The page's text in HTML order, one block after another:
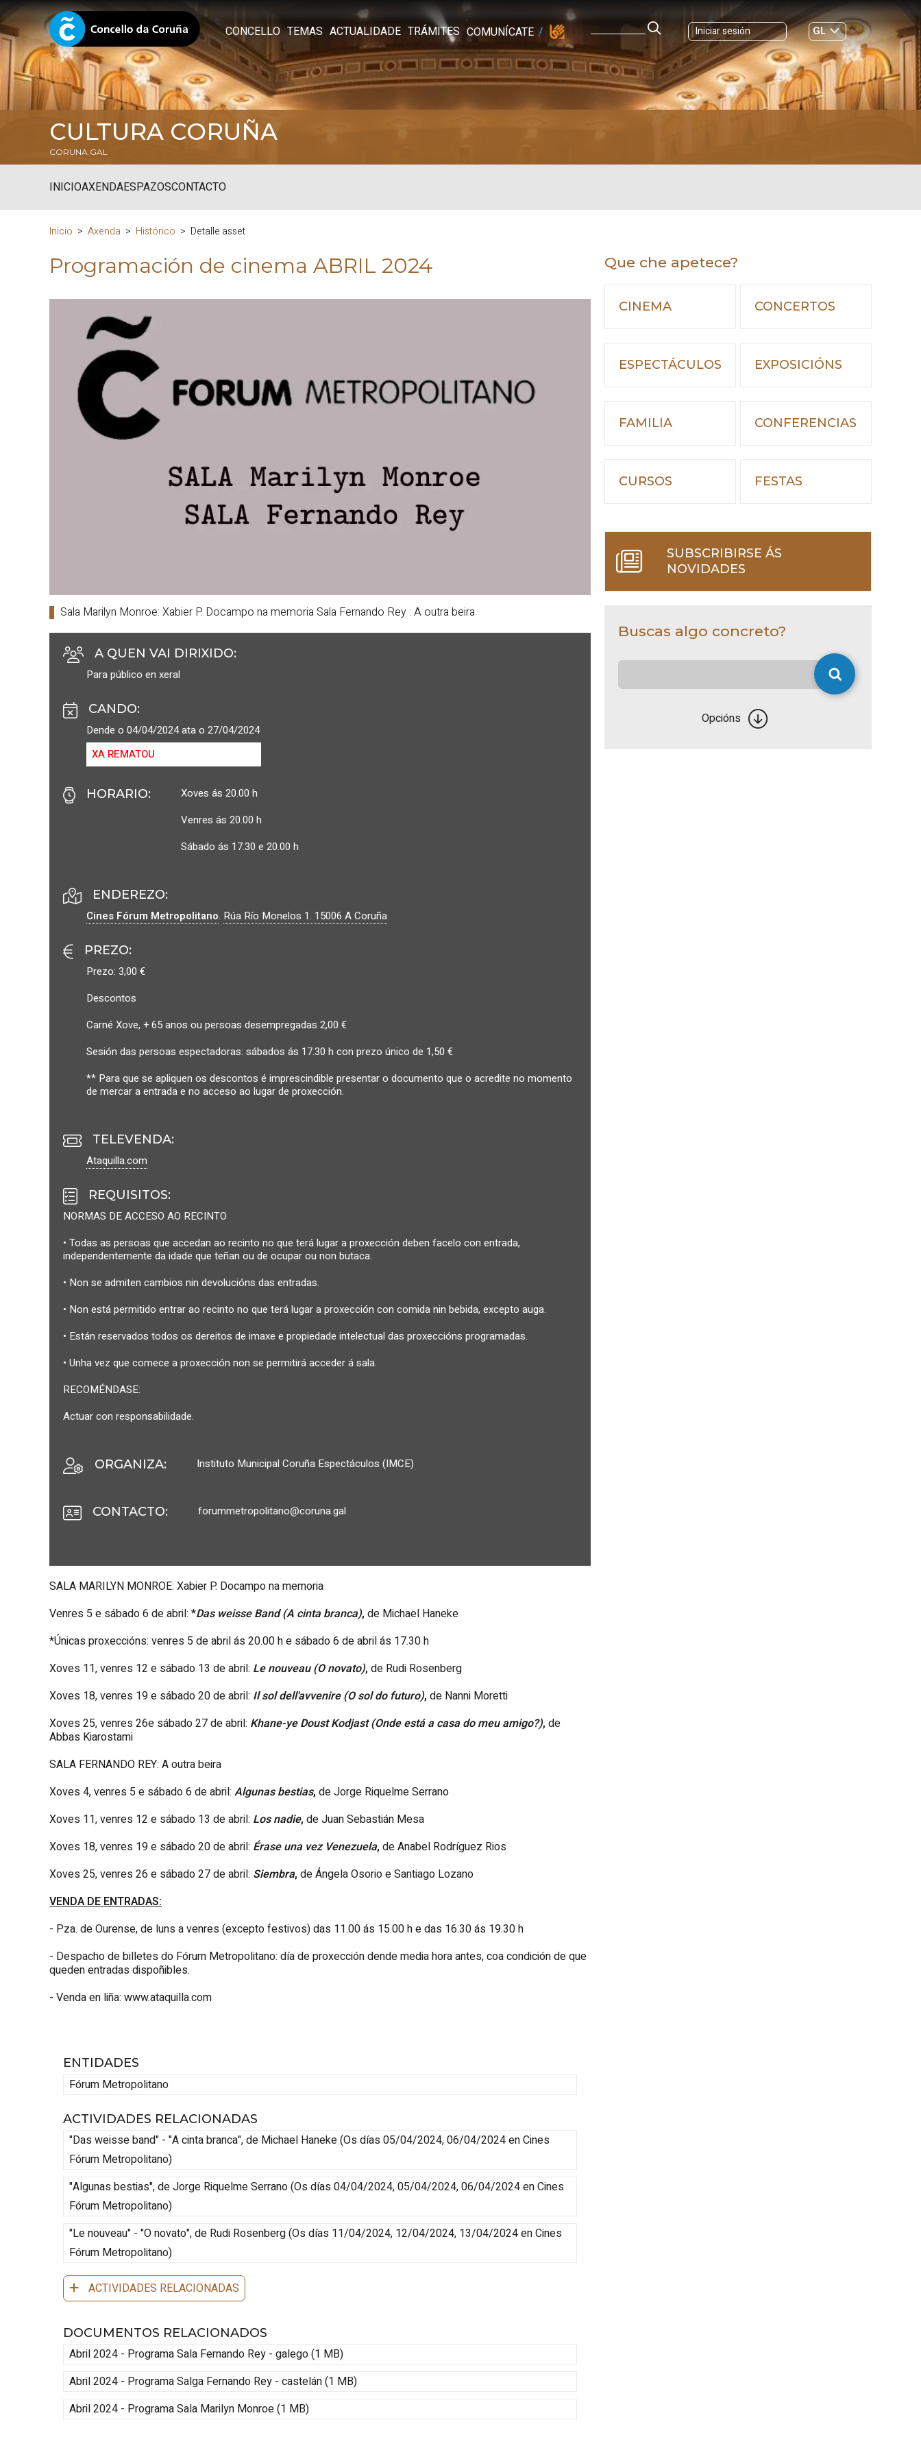
CONCELLO TEMAS ACTUALIDADE TRÁMITES COMUNÍCATE Iniciar sesión
GL
ES|
CULTURA CORUÑA
CORUNA.GAL
INICIOAXENDAESPAZOSCONTACTO
Inicio Axenda Histórico Detalle asset
Programación de cinema ABRIL 2024
Sala Marilyn Monroe: Xabier P. Docampo na memoria Sala Fernando Rey: A outra beira
A QUEN VAI DIRIXIDO:
Para público en xeral
CANDO:
Dende o 04/04/2024 ata o 27/04/2024
XA REMATOU
HORARIO:
Xoves ás 20.00 h
Venres ás 20.00 h
Sábado ás 17.30 e 20.00 h
ENDEREZO:
Cines Fórum Metropolitano. Rúa Río Monelos 1. 15006 A Coruña
PREZO:
Prezo: 3,00 €
Descontos
Carné Xove, + 65 anos ou persoas desempregadas 2,00 €
Sesión das persoas espectadoras: sábados ás 17.30 h con prezo único de 1,50 €
** Para que se apliquen os descontos é imprescindible presentar o documento que o acredite no momento
de mercar a entrada e no acceso ao lugar de proxección.
TELEVENDA:
Ataquilla.com
REQUISITOS:
NORMAS DE ACCESO AO RECINTO
• Todas as persoas que accedan ao recinto no que terá lugar a proxección deben facelo con entrada,
independentemente da idade que teñan ou de ocupar ou non butaca.
• Non se admiten cambios nin devolucións das entradas.
• Non está permitido entrar ao recinto no que terá lugar a proxección con comida nin bebida, excepto auga.
• Están reservados todos os dereitos de imaxe e propiedade intelectual das proxeccións programadas.
• Unha vez que comece a proxección non se permitirá acceder á sala.
RECOMÉNDASE:
Actuar con responsabilidade.
ORGANIZA: Instituto Municipal Coruña Espectáculos (IMCE)
CONTACTO: forummetropolitano@coruna.gal
SALA MARILYN MONROE: Xabier P. Docampo na memoria
Venres 5 e sábado 6 de abril: *Das weisse Band (A cinta branca), de Michael Haneke
*Únicas proxeccións: venres 5 de abril ás 20.00 h e sábado 6 de abril ás 17.30 h
Xoves 11, venres 12 e sábado 13 de abril: Le nouveau (O novato), de Rudi Rosenberg
Xoves 18, venres 19 e sábado 20 de abril: Il sol dell'avvenire (O sol do futuro), de Nanni Moretti
Xoves 25, venres 26e sábado 27 de abril: Khane-ye Doust Kodjast (Onde está a casa do meu amigo?), de
Abbas Kiarostami
SALA FERNANDO REY: A outra beira
Xoves 4, venres 5 e sábado 6 de abril: Algunas bestias, de Jorge Riquelme Serrano
Xoves 11, venres 12 e sábado 13 de abril: Los nadie, de Juan Sebastián Mesa
Xoves 18, venres 19 e sábado 20 de abril: Érase una vez Venezuela, de Anabel Rodríguez Rios
Xoves 25, venres 26 e sábado 27 de abril: Siembra, de Ángela Osorio e Santiago Lozano
VENDA DE ENTRADAS:
- Pza. de Ourense, de luns a venres (excepto festivos) das 11.00 ás 15.00 h e das 16.30 ás 19.30 h
- Despacho de billetes do Fórum Metropolitano: día de proxección dende media hora antes, coa condición de que
queden entradas dispoñibles.
- Venda en liña: www.ataquilla.com
ENTIDADES
Fórum Metropolitano
ACTIVIDADES RELACIONADAS
"Das weisse band" - "A cinta branca", de Michael Haneke(Os días 05/04/2024, 06/04/2024en Cines
Fórum Metropolitano)
"Algunas bestias", de Jorge Riquelme Serrano(Os días 04/04/2024, 05/04/2024, 06/04/2024en Cines
Fórum Metropolitano)
"Le nouveau" - "O novato", de Rudi Rosenberg(Os días 11/04/2024, 12/04/2024, 13/04/2024en Cines
Fórum Metropolitano)
ACTIVIDADES RELACIONADAS
DOCUMENTOS RELACIONADOS
Abril 2024 - Programa Sala Fernando Rey - galego (1 MB)
Abril 2024 - Programa Salga Fernando Rey - castelán (1 MB)
Abril 2024 - Programa Sala Marilyn Monroe (1 MB)
Que che apetece?
CINEMA CONCERTOS
ESPECTÁCULOS EXPOSICIÓNS
FAMILIA CONFERENCIAS
CURSOS FESTAS
SUBSCRIBIRSE ÁS
NOVIDADES
Buscas algo concreto?
Opcións